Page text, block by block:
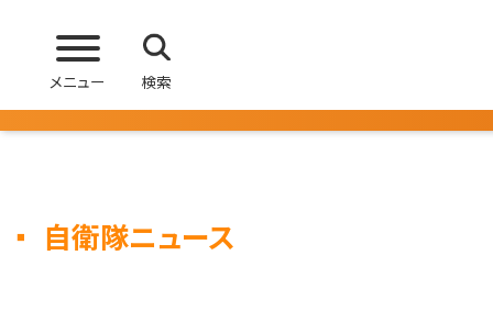
メニュー 検索
自衛隊ニュース